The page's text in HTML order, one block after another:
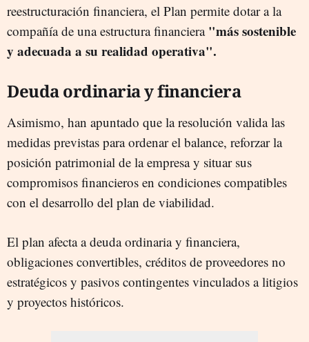
reestructuración financiera, el Plan permite dotar a la
compañía de una estructura financiera "más sostenible
y adecuada a su realidad operativa".
Deuda ordinaria y financiera
Asimismo, han apuntado que la resolución valida las
medidas previstas para ordenar el balance, reforzar la
posición patrimonial de la empresa y situar sus
compromisos financieros en condiciones compatibles
con el desarrollo del plan de viabilidad.
El plan afecta a deuda ordinaria y financiera,
obligaciones convertibles, créditos de proveedores no
estratégicos y pasivos contingentes vinculados a litigios
y proyectos históricos.